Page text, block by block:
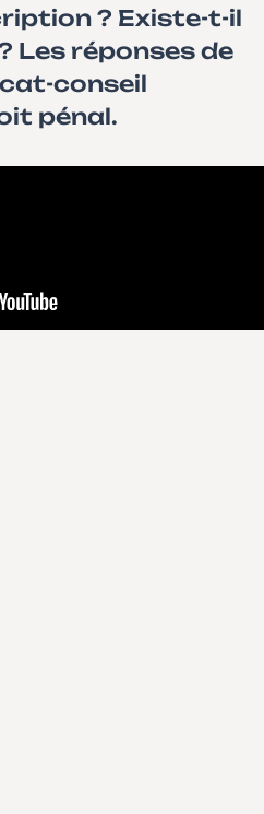
? Existe-t-il
Les réponses de
conseil
pénal.